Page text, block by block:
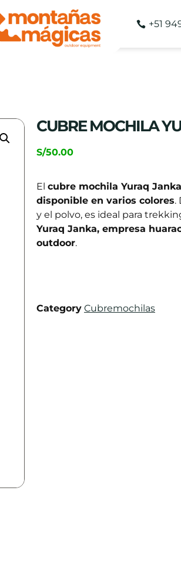
+51
CUBRE MOCHILA
S/50.00
El cubre mochila Yuraq
disponible en varios colores.
y el polvo, es ideal para
Yuraq Janka, empresa
outdoor.
Category Cubremochilas